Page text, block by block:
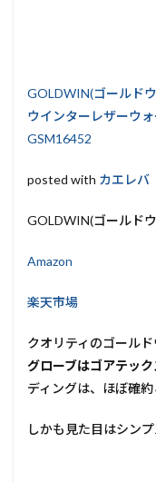
GOLDWIN(ゴールド
ウインターレザーウ
GSM16452
posted with カエレバ
GOLDWIN(ゴールド
Amazon
楽天市場
クオリティのゴールド
グローブはゴアテッ
ディングは、ほぼ確約
しかも見た目はシン